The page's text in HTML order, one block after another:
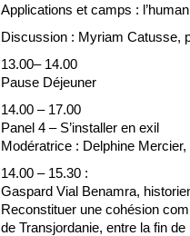
Applications et camps :
Discussion : Myriam Catusse,
13.00– 14.00
Pause Déjeuner
14.00 – 17.00
Panel 4 – S’installer en exil
Modératrice : Delphine
14.00 – 15.30 :
Gaspard Vial Benamra,
Reconstituer une cohésion
de Transjordanie, entre la fin